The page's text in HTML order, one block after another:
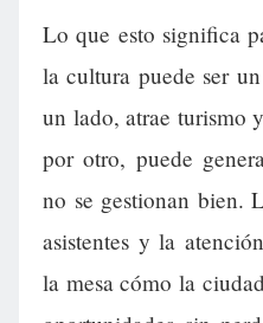
Lo que esto significa
la cultura puede ser
un lado, atrae turismo
por otro, puede
no se gestionan bien.
asistentes y la
la mesa cómo la